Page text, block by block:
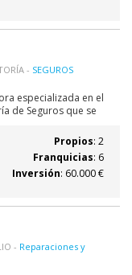
- SEGUROS
especializada en el
de Seguros que se
se ofrece el
Propios: 2
Franquicias: 6
Inversión: 60.000 €
- Reparaciones y